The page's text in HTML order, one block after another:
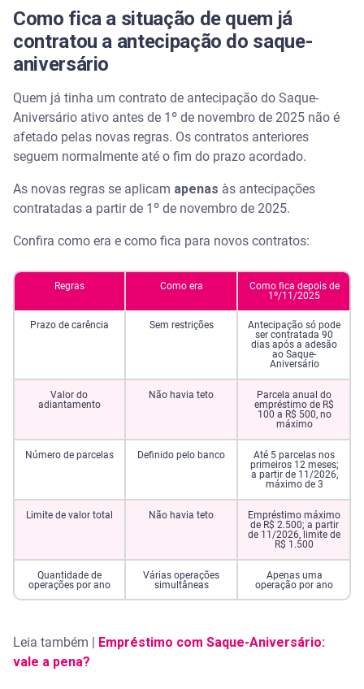
Como fica a situação de quem já
contratou a antecipação do saque-
aniversário
Quem já tinha um contrato de antecipação do Saque-
Aniversário ativo antes de 1º de novembro de 2025 não é
afetado pelas novas regras. Os contratos anteriores
seguem normalmente até o fim do prazo acordado.
As novas regras se aplicam apenas às antecipações
contratadas a partir de 1º de novembro de 2025.
Confira como era e como fica para novos contratos:
Regras Como era
Como fica depois de
1º/11/2025
Prazo de carência Sem restrições
Antecipação só pode
ser contratada 90
dias após a adesão
ao Saque-
Aniversário
Valor do
adiantamento
Não havia teto
Parcela anual do
empréstimo de R$
100 a R$ 500, no
máximo
Número de parcelas Definido pelo banco
Até 5 parcelas nos
primeiros 12 meses;
a partir de 11/2026,
máximo de 3
Limite de valor total Não havia teto
Empréstimo máximo
de R$ 2.500; a partir
de 11/2026, limite de
R$ 1.500
Quantidade de
operações por ano
Várias operações
simultâneas
Apenas uma
operação por ano
Leia também |
Empréstimo com Saque-Aniversário:
vale a pena?